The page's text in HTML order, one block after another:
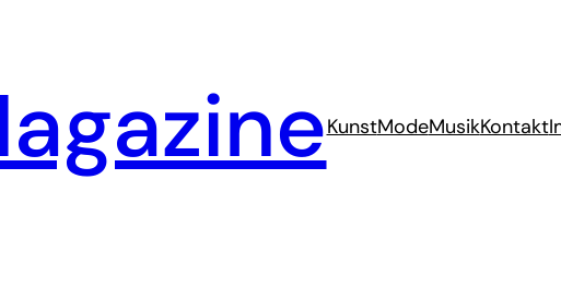
KunstModeMusikKontakt